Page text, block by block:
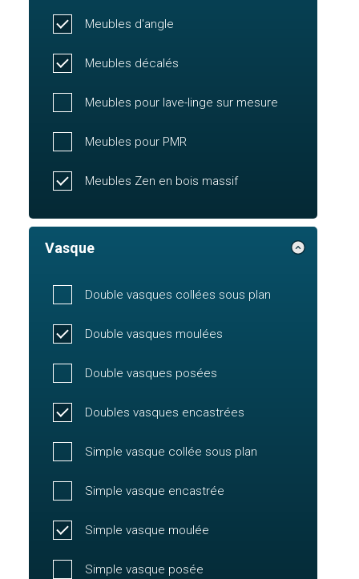
Meubles d'angle
Meubles décalés
Meubles pour lave-linge sur mesure
Meubles pour PMR
Meubles Zen en bois massif
Vasque
Double vasques collées sous plan
Double vasques moulées
Double vasques posées
Doubles vasques encastrées
Simple vasque collée sous plan
Simple vasque encastrée
Simple vasque moulée
Simple vasque posée